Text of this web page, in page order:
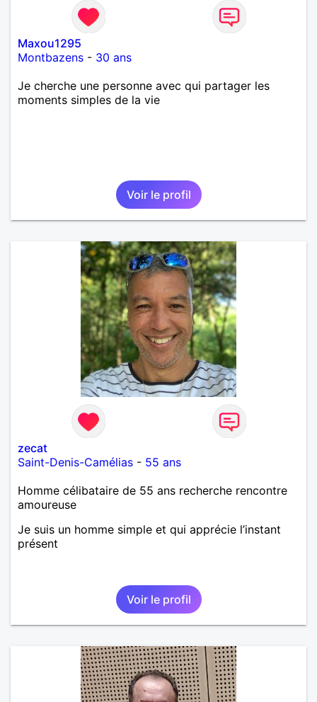
Maxou1295
Montbazens - 30 ans
Je cherche une personne avec qui partager les
moments simples de la vie
Voir le profil
zecat
Saint-Denis-Camélias - 55 ans
Homme célibataire de 55 ans recherche rencontre
amoureuse
Je suis un homme simple et qui apprécie l’instant
présent
Voir le profil